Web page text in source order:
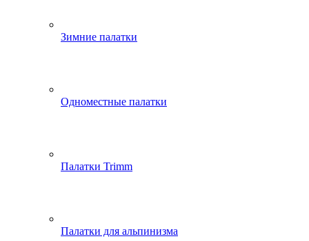
Зимние палатки
Одноместные палатки
Палатки Trimm
Палатки для альпинизма